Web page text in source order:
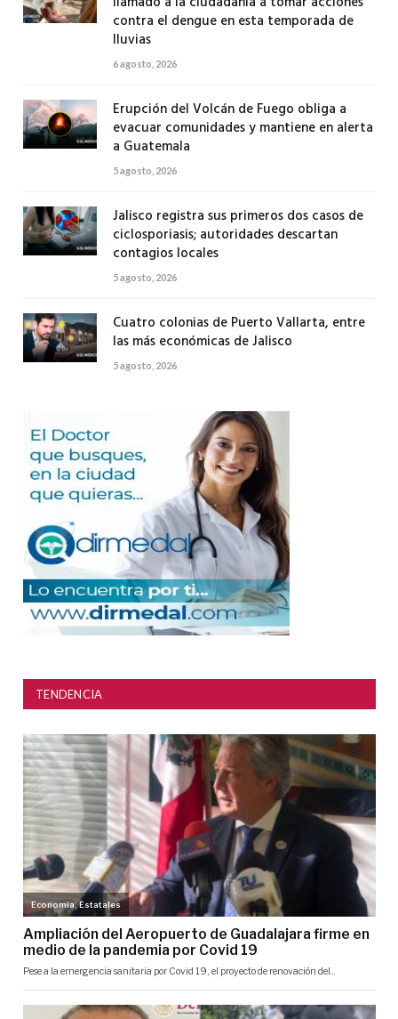
contra el dengue en esta temporada de
lluvias
6 agosto, 2026
Erupción del Volcán de Fuego obliga a
evacuar comunidades y mantiene en alerta
a Guatemala
5 agosto, 2026
Jalisco registra sus primeros dos casos de
ciclosporiasis; autoridades descartan
contagios locales
5 agosto, 2026
Cuatro colonias de Puerto Vallarta, entre
las más económicas de Jalisco
5 agosto, 2026
TENDENCIA